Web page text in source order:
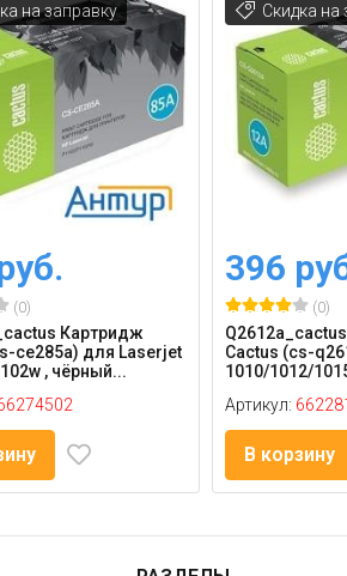
на заправку
(0)
Картридж
ce285a) для Laserjet
, чёрный...
Скидка на
396
(0)
Cactus (cs-
1010/1012/
Артикул:
В корзину